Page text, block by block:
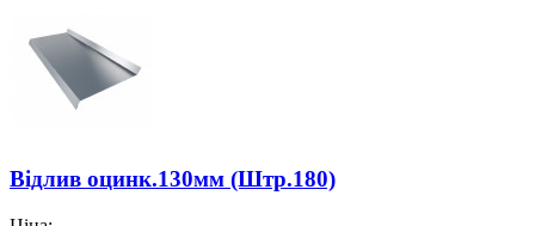
Відлив оцинк.130мм (Штр.180)